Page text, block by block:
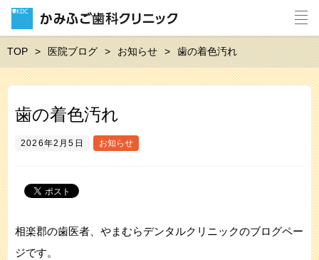
TOP 医院ブログ お知らせ ⻭の着⾊汚れ
⻭の着⾊汚れ
2026年2月5日 お知らせ
相楽郡の歯医者、やまむらデンタルクリニックのブログペー
ジです。